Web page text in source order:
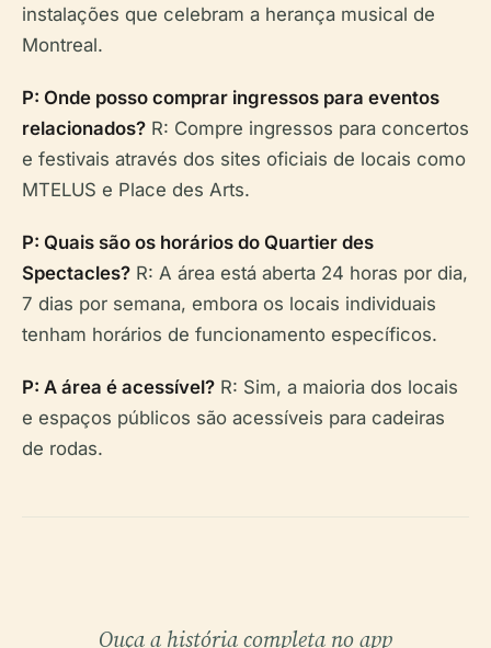
instalações que celebram a herança musical de
Montreal.
P: Onde posso comprar ingressos para eventos
relacionados? R: Compre ingressos para concertos
e festivais através dos sites oficiais de locais como
MTELUS e Place des Arts.
P: Quais são os horários do Quartier des
Spectacles? R: A área está aberta 24 horas por dia,
7 dias por semana, embora os locais individuais
tenham horários de funcionamento específicos.
P: A área é acessível? R: Sim, a maioria dos locais
e espaços públicos são acessíveis para cadeiras
de rodas.
Ouça a história completa no app